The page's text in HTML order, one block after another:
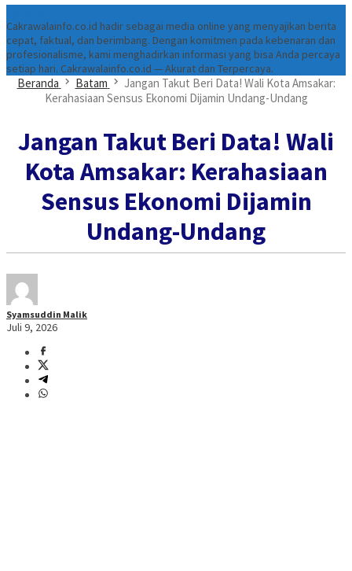
Cakrawalainfo.co.id hadir sebagai media online yang menyajikan berita
cepat, faktual, dan berimbang. Dengan komitmen pada kebenaran dan
profesionalisme, kami menghadirkan informasi yang bisa Anda percaya
setiap hari. Cakrawalainfo.co.id — Akurat dan Terpercaya.
Beranda Batam
Jangan Takut Beri Data! Wali Kota Amsakar:
Kerahasiaan Sensus Ekonomi Dijamin Undang-Undang
Jangan Takut Beri Data! Wali
Kota Amsakar: Kerahasiaan
Sensus Ekonomi Dijamin
Undang-Undang
Syamsuddin Malik
Juli 9, 2026